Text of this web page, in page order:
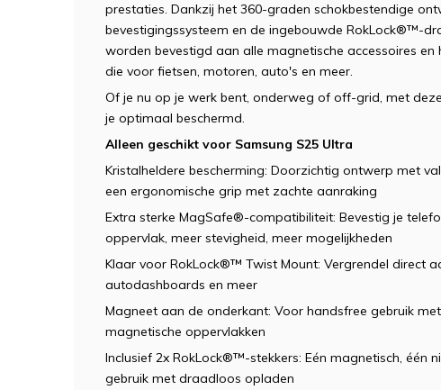
prestaties. Dankzij het 360-graden schokbestendige
bevestigingssysteem en de ingebouwde RokLock®™-
worden bevestigd aan alle magnetische accessoires
die voor fietsen, motoren, auto's en meer.
Of je nu op je werk bent, onderweg of off-grid, met
je optimaal beschermd.
Alleen geschikt voor Samsung S25 Ultra
Kristalheldere bescherming: Doorzichtig ontwerp met
een ergonomische grip met zachte aanraking
Extra sterke MagSafe®-compatibiliteit: Bevestig je
oppervlak, meer stevigheid, meer mogelijkheden
Klaar voor RokLock®™ Twist Mount: Vergrendel direct
autodashboards en meer
Magneet aan de onderkant: Voor handsfree gebruik
magnetische oppervlakken
Inclusief 2x RokLock®™-stekkers: Eén magnetisch, één
gebruik met draadloos opladen